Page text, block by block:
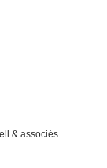
& associés